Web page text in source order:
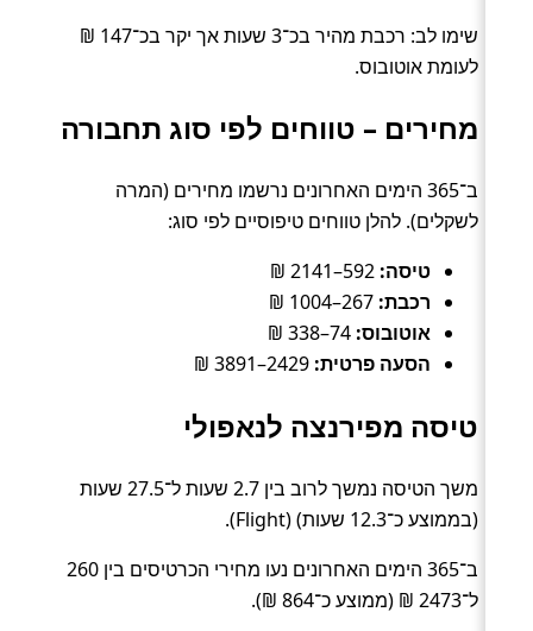
שימו לב: רכבת מהיר בכ־3 שעות אך יקר בכ־147 ₪
לעומת אוטובוס.
מחירים – טווחים לפי סוג תחבורה
ב־365 הימים האחרונים נרשמו מחירים (המרה
לשקלים). להלן טווחים טיפוסיים לפי סוג:
טיסה:
רכבת:
אוטובוס:
הסעה פרטית:
טיסה מפירנצה לנאפולי
משך הטיסה נמשך לרוב בין 2.7 שעות ל־27.5 שעות
(בממוצע כ־12.3 שעות) (Flight).
ב־365 הימים האחרונים נעו מחירי הכרטיסים בין 260
ל־2473 ₪ (ממוצע כ־864 ₪).